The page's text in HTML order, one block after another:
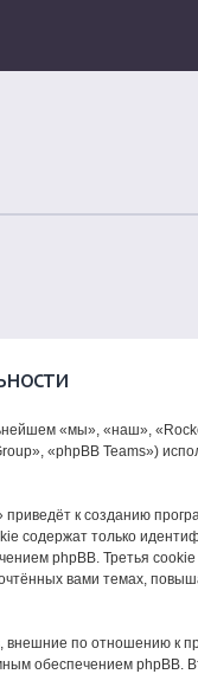
«мы», «наш»,
«phpBB Teams»)
к созданию
содержат только
phpBB. Третья
вами темах,
по отношению к
обеспечением phpBB.